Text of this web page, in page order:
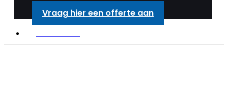
Vraag hier een offerte aan